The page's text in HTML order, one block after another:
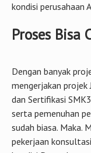
kondisi perusahaan
Proses Bisa
Dengan banyak
mengerjakan projek
dan Sertifikasi
serta pemenuhan
sudah biasa. Maka.
pekerjaan